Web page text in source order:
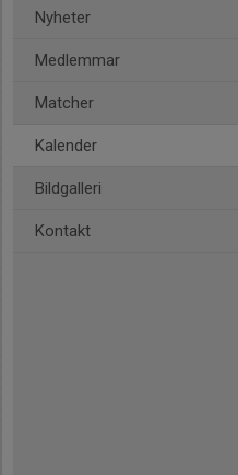
Nyheter
Medlemmar
Matcher
Kalender
Bildgalleri
Kontakt